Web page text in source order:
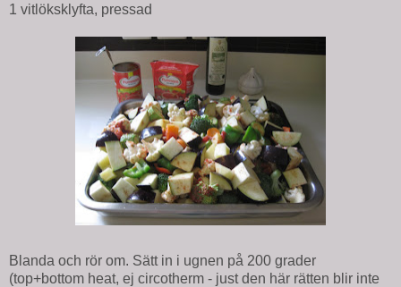
1 vitlöksklyfta, pressad
Blanda och rör om. Sätt in i ugnen på 200 grader
(top+bottom heat, ej circotherm - just den här rätten blir inte